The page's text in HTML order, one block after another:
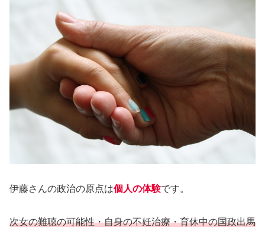
伊藤さんの政治の原点は個人の体験です。
次女の難聴の可能性・自身の不妊治療・育休中の国政出馬